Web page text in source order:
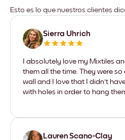
Esto es lo que nuestros clientes
Sierra Uhrich
I absolutely love my Mixtiles
them all the time. They were
wall and I love that I didn't
with holes in order to hang
Lauren Scano-Clay